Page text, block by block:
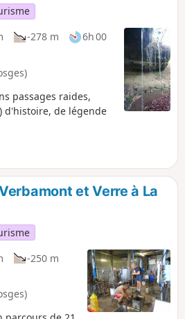
-278 m
6h 00
passages raides,
d'histoire, de légende
et Verre à La
-250 m